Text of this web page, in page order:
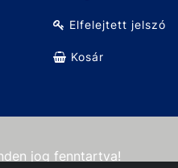
Elfelejtett jelszó
Kosár
jog fenntartva!